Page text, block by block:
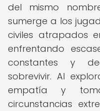
del mismo
sumerge a los
civiles atrapados
enfrentando
constantes y
sobrevivir. Al
empatía y
circunstancias